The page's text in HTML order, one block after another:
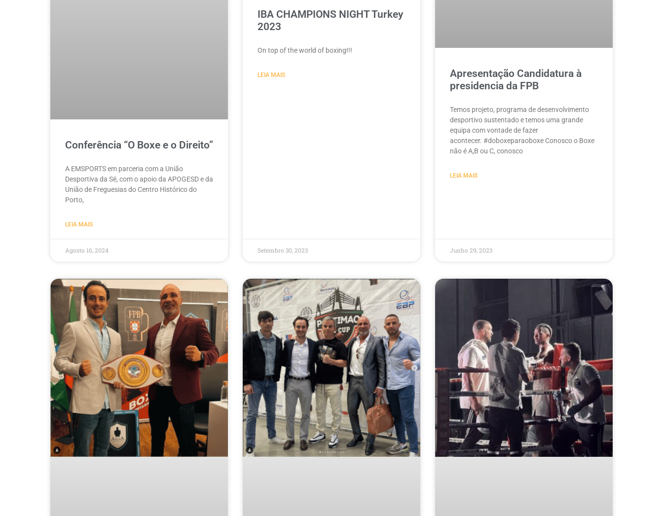
Conferência “O Boxe e o Direito”
A EMSPORTS em parceria com a União
Desportiva da Sé, com o apoio da APOGESD e da
União de Freguesias do Centro Histórico do
Porto,
LEIA MAIS
Agosto 16, 2024
IBA CHAMPIONS NIGHT Turkey
2023
On top of the world of boxing!!!
LEIA MAIS
Setembro 30, 2023
Apresentação Candidatura à
presidencia da FPB
Temos projeto, programa de desenvolvimento
desportivo sustentado e temos uma grande
equipa com vontade de fazer
acontecer. #doboxeparaoboxe Conosco o Boxe
não é A,B ou C, conosco
LEIA MAIS
Junho 29, 2023